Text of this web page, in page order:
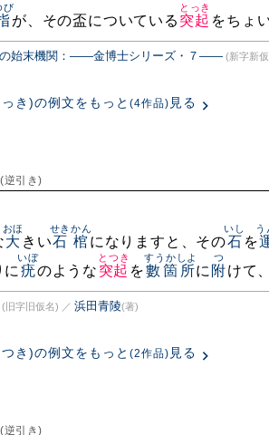
び
が、その盃についている 突起
とっき
をちょ
の始末機関：――金博士シリーズ・７―― (新字新
き)の例文をもっと (4作品) 見る
(逆引き)
大
おほ
きい石棺
せきかん
になりますと、その石
いし
を
う
に 疣
いぼ
のような 突起
とつき
を數箇所
すうかしよ
に 附
つ
けて、
(旧字旧仮名) ／ 浜田青陵(著)
き)の例文をもっと (2作品) 見る
(逆引き)